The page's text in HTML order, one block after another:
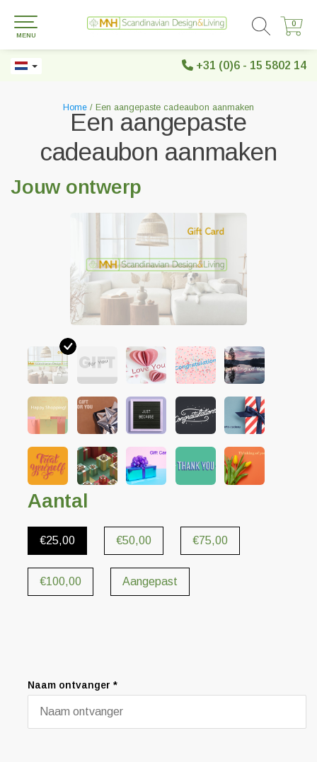
+31 (0)6 - 15 5802 14
0
0
MENU
Home / Een aangepaste cadeaubon aanmaken
Een aangepaste
cadeaubon aanmaken
Jouw ontwerp
Aantal
€25,00 €50,00 €75,00
€100,00 Aangepast
Naam ontvanger *